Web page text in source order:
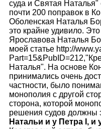
суда и Святая
почти 200 поправок в
Оболенская Наталья
это крайне удивило.
Ярославова Наталья
моей статье http://
Наталья". На основе
принимались очень
частности, было
монополия с другой
сторона, которой
решения судов должны
Натальи и у Петра I,